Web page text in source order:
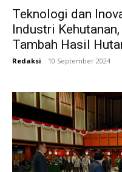
Teknologi dan
Industri
Tambah Hasil
Redaksi - 10 September 2024